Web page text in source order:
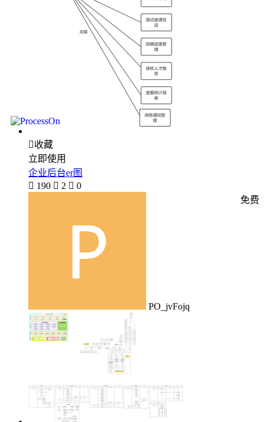
收藏
立即使用
企业后台er图
 190  2  0
PO_jvFojq
免费